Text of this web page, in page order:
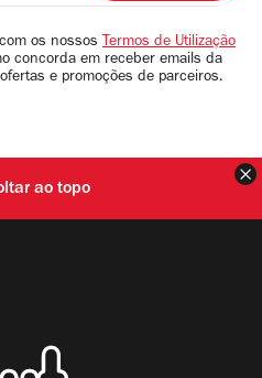
os nossos Termos de Utilização
concorda em receber emails da
e promoções de parceiros.
ao topo